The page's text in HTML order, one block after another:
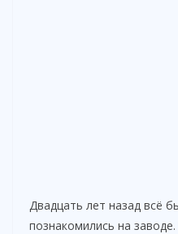
Двадцать лет назад всё
познакомились на